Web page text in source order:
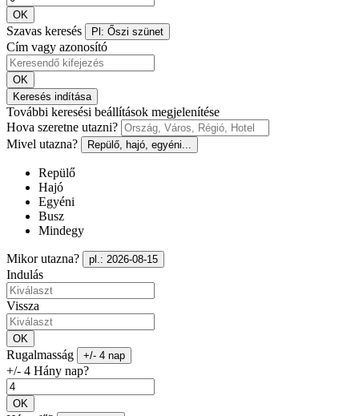
OK
Szavas keresés Pl: Őszi szünet
Cím vagy azonosító
OK
Keresés indítása
További keresési beállítások megjelenítése
Hova szeretne utazni?
Mivel utazna?
Repülő, hajó, egyéni...
Repülő
Hajó
Egyéni
Busz
Mindegy
Mikor utazna? pl.: 2026-08-15
Indulás
Vissza
OK
Rugalmasság +/- 4 nap
+/- 4 Hány nap?
OK